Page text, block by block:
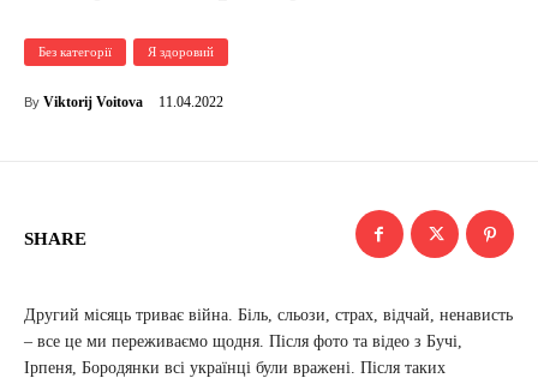
Без категорії Я здоровий
By Viktorij Voitova 11.04.2022
SHARE
Другий місяць триває війна. Біль, сльози, страх, відчай, ненависть
– все це ми переживаємо щодня. Після фото та відео з Бучі,
Ірпеня, Бородянки всі українці були вражені. Після таких